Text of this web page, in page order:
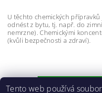
U těchto chemických
odnést z bytu, tj. např. do
nemrzne). Chemickými
(kvůli bezpečnosti a zdraví).
PŘEDCHOZÍ
Tento web používá